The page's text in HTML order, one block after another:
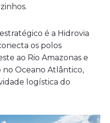
é a Hidrovia
os polos
ao Rio Amazonas e
Oceano Atlântico,
logística do